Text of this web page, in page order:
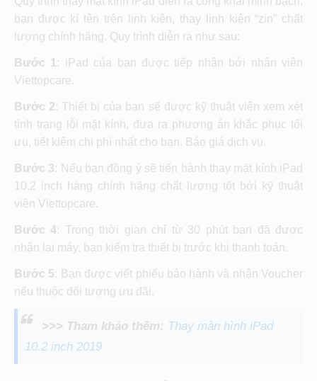
bạn được kí tên trên linh kiện, thay linh kiện “zin” chất
lượng chính hãng. Quy trình diễn ra như sau:
Bước 1 : iPad của bạn được tiếp nhận bởi nhân viên
Viettopcare.
Bước 2: Thiết bị của bạn sẽ được kỹ thuật viên xem xét
tình trạng lỗi mặt kính, đưa ra phương án khắc phục tối
ưu, tiết kiệm chi phí nhất cho bạn. Báo giá dịch vụ.
Bước 3: Nếu bạn đồng ý sẽ tiến hành thay mặt kính iPad
10.2 inch hàng chính hãng chất lượng tốt bởi kỹ thuật
viên Viettopcare.
Bước 4: Trong thời gian chỉ từ 30 phút bạn đã được
nhận lại máy, bạn kiểm tra thiết bị trước khi thanh toán.
Bước 5: Bạn được viết phiếu bảo hành và nhận Voucher
nếu thuộc đối tượng ưu đãi.
>>> Tham khảo thêm: Thay màn hình iPad
10.2 inch 2019